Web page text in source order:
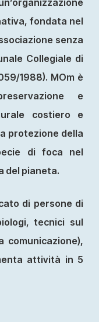
fondata nel
senza
Collegiale di
1988). MOm è
e
costiero e
protezione della
di foca nel
del pianeta.
di persone di
tecnici sul
comunicazione),
attività in 5